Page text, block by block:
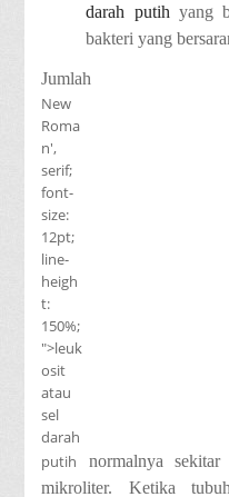
darah putih yang
bakteri yang
Jumlah
New
Roma
n',
serif;
font-
size:
12pt;
line-
heigh
t:
150%;
">leuk
osit
atau
sel
darah
putih normalnya
mikroliter. Ketika